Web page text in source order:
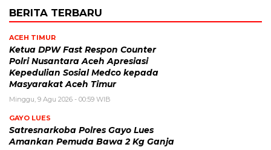
BERITA TERBARU
ACEH TIMUR
Ketua DPW Fast Respon Counter
Polri Nusantara Aceh Apresiasi
Kepedulian Sosial Medco kepada
Masyarakat Aceh Timur
Minggu, 9 Agu 2026 - 00:59 WIB
GAYO LUES
Satresnarkoba Polres Gayo Lues
Amankan Pemuda Bawa 2 Kg Ganja